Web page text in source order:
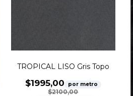
TROPICAL LISO Gris Topo
$1995,00 por metro
$2100,00